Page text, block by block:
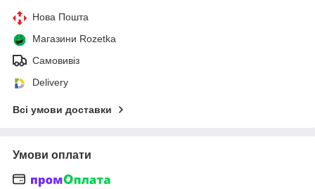
Нова Пошта
Магазини Rozetka
Самовивіз
Delivery
Всі умови доставки
Умови оплати